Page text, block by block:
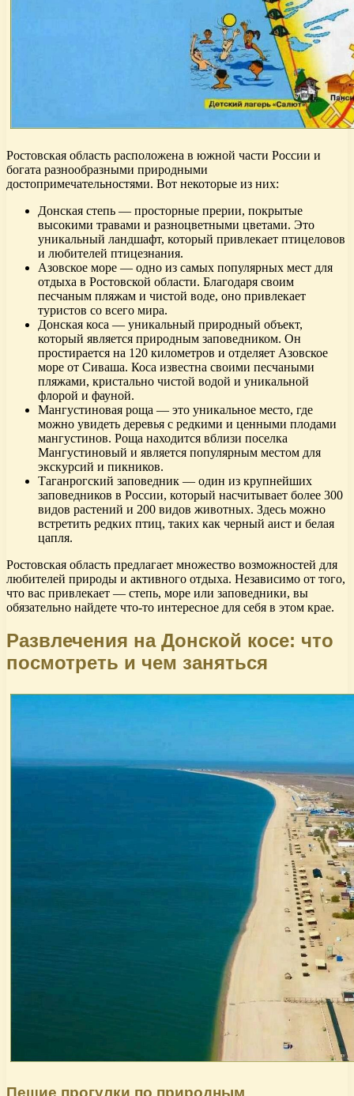
Ростовская область расположена в южной части России и
богата разнообразными природными
достопримечательностями. Вот некоторые из них:
Донская степь — просторные прерии, покрытые
высокими травами и разноцветными цветами. Это
уникальный ландшафт, который привлекает птицеловов
и любителей птицезнания.
Азовское море — одно из самых популярных мест для
отдыха в Ростовской области. Благодаря своим
песчаным пляжам и чистой воде, оно привлекает
туристов со всего мира.
Донская коса — уникальный природный объект,
который является природным заповедником. Он
простирается на 120 километров и отделяет Азовское
море от Сиваша. Коса известна своими песчаными
пляжами, кристально чистой водой и уникальной
флорой и фауной.
Мангустиновая роща — это уникальное место, где
можно увидеть деревья с редкими и ценными плодами
мангустинов. Роща находится вблизи поселка
Мангустиновый и является популярным местом для
экскурсий и пикников.
Таганрогский заповедник — один из крупнейших
заповедников в России, который насчитывает более 300
видов растений и 200 видов животных. Здесь можно
встретить редких птиц, таких как черный аист и белая
цапля.
Ростовская область предлагает множество возможностей для
любителей природы и активного отдыха. Независимо от того,
что вас привлекает — степь, море или заповедники, вы
обязательно найдете что-то интересное для себя в этом крае.
Развлечения на Донской косе: что
посмотреть и чем заняться
Пешие прогулки по природным